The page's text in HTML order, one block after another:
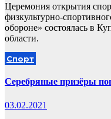
Церемония открытия
физкультурно-
обороне» состоялась в
области.
Спорт
Серебряные призёры
03.02.2021